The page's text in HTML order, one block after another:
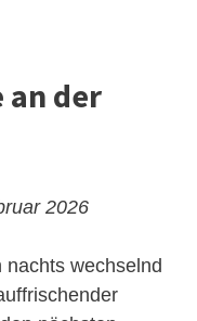
an der
2026
wechselnd